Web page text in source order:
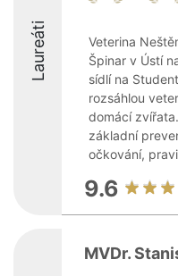
Laureáti
Veterina
Špinar v Ústí
sídlí na
rozsáhlou
domácí
základní
očkování,
9.6
MVDr.